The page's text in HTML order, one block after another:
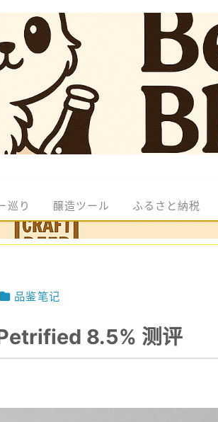
巡り 醸造ツール ふるさと納税
品鉴笔记
8.5% 测评